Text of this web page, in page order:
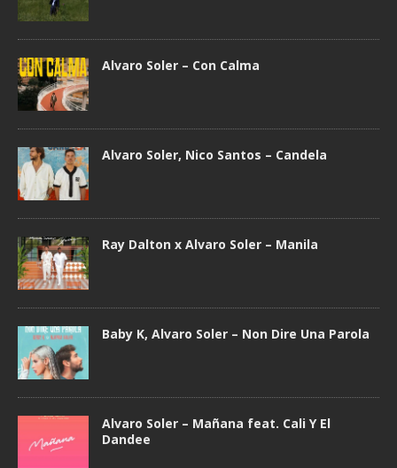
Alvaro Soler – Con Calma
Alvaro Soler, Nico Santos – Candela
Ray Dalton x Alvaro Soler – Manila
Baby K, Alvaro Soler – Non Dire Una Parola
Alvaro Soler – Mañana feat. Cali Y El
Dandee